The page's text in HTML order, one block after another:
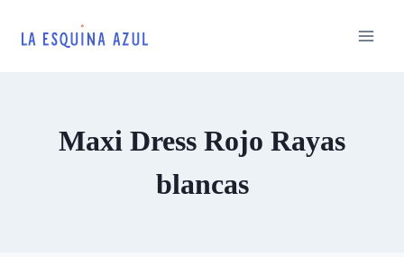
Maxi Dress Rojo Rayas
blancas